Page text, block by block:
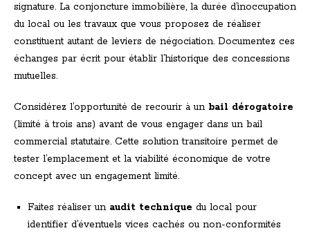
signature. La conjoncture immobilière, la durée d’inoccupation
du local ou les travaux que vous proposez de réaliser
constituent autant de leviers de négociation. Documentez ces
échanges par écrit pour établir l’historique des concessions
mutuelles.
Considérez l’opportunité de recourir à un bail dérogatoire
(limité à trois ans) avant de vous engager dans un bail
commercial statutaire. Cette solution transitoire permet de
tester l’emplacement et la viabilité économique de votre
concept avec un engagement limité.
Faites réaliser un audit technique du local pour
identifier d’éventuels vices cachés ou non-conformités